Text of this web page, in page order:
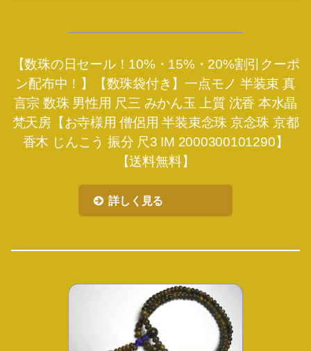
【数珠の日セール！10%・15%・20%割引クーポ
ン配布中！】【数珠袋付き】一点モノ 半装束 真
言宗 数珠 男性用 尺三 みかん玉 上質 沈香 本水晶
梵天房【お寺様用 僧侶用 半装束念珠 京念珠 京都
香木 じんこう 振分 尺3 IM 2000300101290】
【送料無料】
詳しく見る